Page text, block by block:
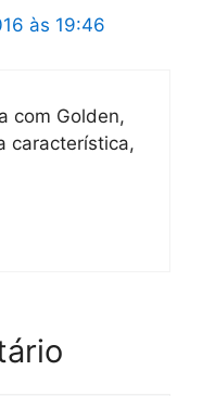
às 19:46
com Golden,
característica,